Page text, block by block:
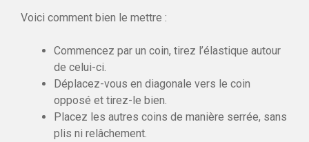
Voici comment bien le mettre :
Commencez par un coin, tirez l’élastique autour
de celui-ci.
Déplacez-vous en diagonale vers le coin
opposé et tirez-le bien.
Placez les autres coins de manière serrée, sans
plis ni relâchement.